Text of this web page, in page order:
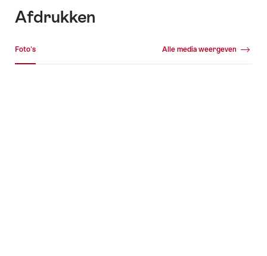
Afdrukken
Foto's Alle media weergeven